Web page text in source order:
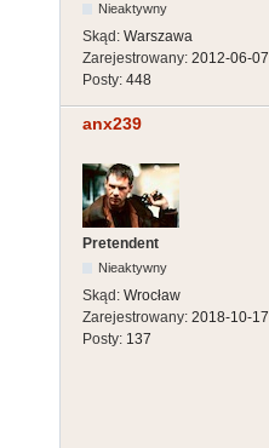
Nieaktywny
Skąd: Warszawa
Zarejestrowany: 2012-06-07
Posty: 448
anx239
Pretendent
Nieaktywny
Skąd: Wrocław
Zarejestrowany: 2018-10-17
Posty: 137